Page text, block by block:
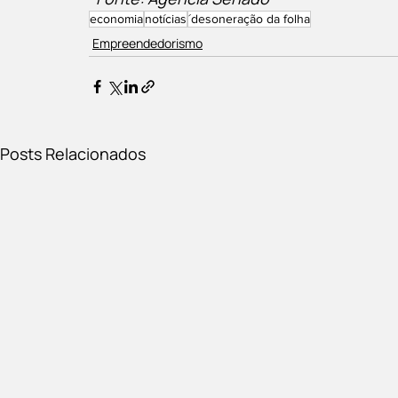
economianotícias´desoneração da folha
Empreendedorismo
Posts Relacionados